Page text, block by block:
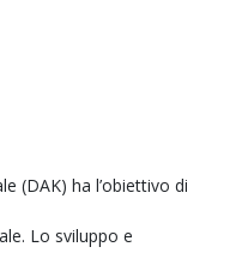
(DAK) ha l’obiettivo di
Lo sviluppo e